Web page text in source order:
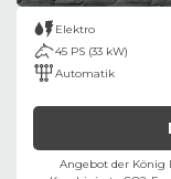
Elektro
45 PS (33 kW)
Automatik
Angebot der König